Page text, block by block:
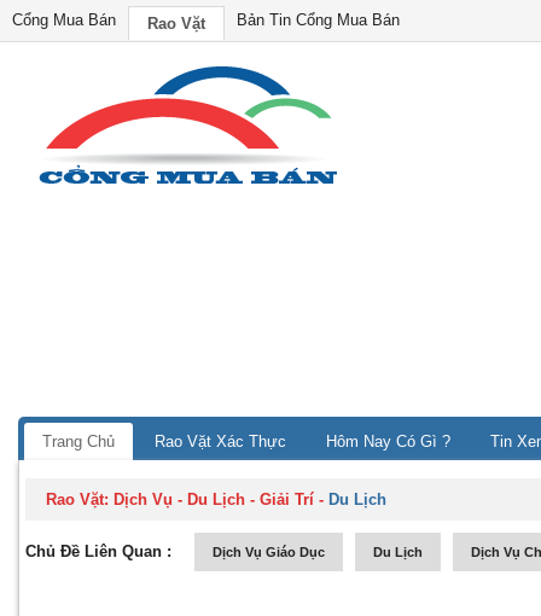
Cổng Mua Bán Rao Vặt Bản Tin Cổng Mua Bán
Trang Chủ Rao Vặt Xác Thực Hôm Nay Có Gì ? Tin
Rao Vặt: Dịch Vụ - Du Lịch - Giải Trí - Du Lịch
Chủ Đề Liên Quan : Dịch Vụ Giáo Dục Du Lịch Dịch Vụ